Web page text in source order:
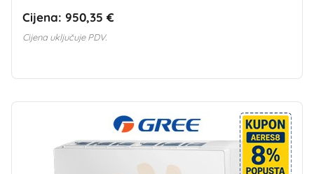
Cijena: 950,35 €
Cijena uključuje PDV.